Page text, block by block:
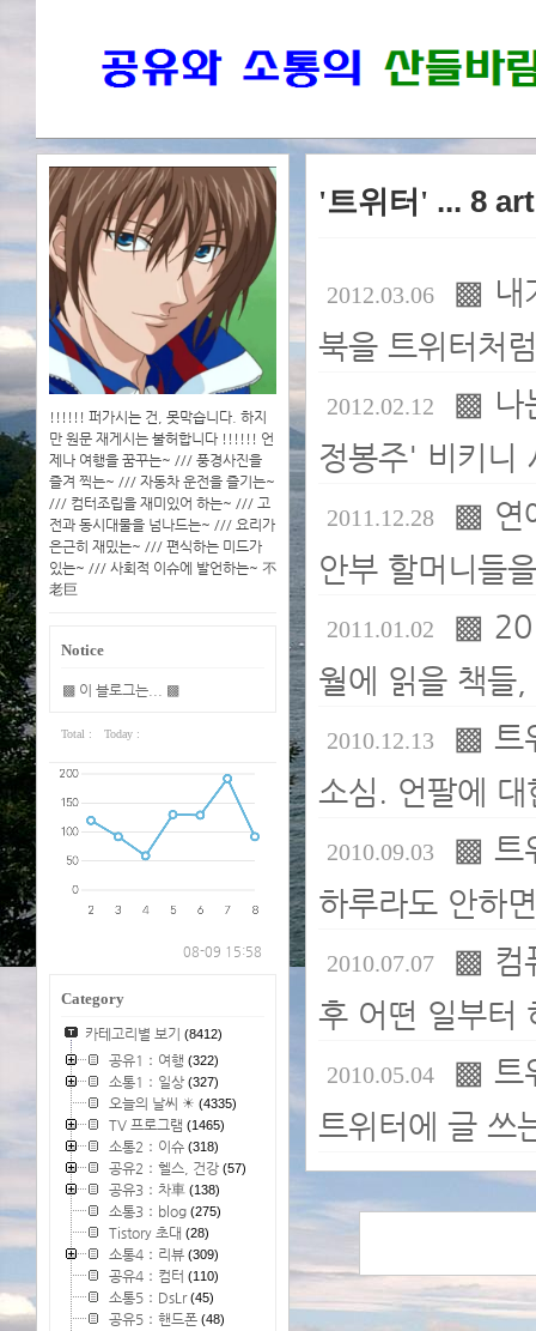
!!!!!! 퍼가시는 건, 못막습니다. 하지
만 원문 재게시는 불허합니다 !!!!!! 언
제나 여행을 꿈꾸는~ /// 풍경사진을
즐겨 찍는~ /// 자동차 운전을 즐기는~
/// 컴터조립을 재미있어 하는~ /// 고
전과 동시대물을 넘나드는~ /// 요리가
은근히 재밌는~ /// 편식하는 미드가
있는~ /// 사회적 이슈에 발언하는~ 不
老巨
Notice
▩ 이 블로그는... ▩
Total : Today :
08-09 15:58
Category
카테고리별 보기 (8412)
공유1：여행 (322)
소통1：일상 (327)
오늘의 날씨 ☀ (4335)
TV 프로그램 (1465)
소통2：이슈 (318)
공유2：헬스, 건강 (57)
공유3：차車 (138)
소통3：blog (275)
Tistory 초대 (28)
소통4：리뷰 (309)
공유4：컴터 (110)
소통5：DsLr(45)
공유5：핸드폰 (48)
'트위터' ... 8
2012.03.06 ▩ 내
북을 트위터
2012.02.12 ▩ 나
정봉주' 비키니
2011.12.28 ▩ 연
안부 할머니들
2011.01.02 ▩
월에 읽을 책
2010.12.13 ▩ 트
소심. 언팔에
2010.09.03 ▩ 트
하루라도 안하
2010.07.07 ▩ 컴
후 어떤 일부터
2010.05.04 ▩ 트
트위터에 글